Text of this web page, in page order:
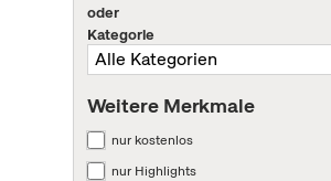
oder
Kategorie
Weitere Merkmale
nur kostenlos
nur Highlights